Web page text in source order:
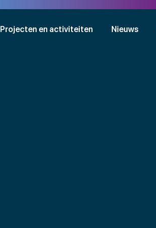
Projecten en activiteiten Nieuws